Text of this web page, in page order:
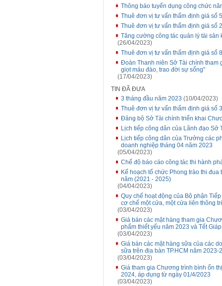
Thông báo tuyển dụng công chức
Thuê đơn vị tư vấn thẩm định giá số
Thuê đơn vị tư vấn thẩm định giá số
Tăng cường công tác quản lý tài
(26/04/2023)
Thuê đơn vị tư vấn thẩm định giá số
Đoàn Thanh niên Sở Tài chính tham
giọt máu đào, trao đời sự sống"
(17/04/2023)
TIN ĐÃ ĐƯA
3 tháng đầu năm 2023 (10/04/2023)
Thuê đơn vị tư vấn thẩm định giá số
Đảng bộ Sở Tài chính triển khai
Lịch tiếp công dân của Lãnh đạo Sở
Lịch tiếp công dân của Trưởng các
doanh nghiệp tháng 04 năm 2023
(05/04/2023)
Chế độ báo cáo công tác thi hành
Kế hoạch tổ chức Phong trào thi
năm (2021 - 2025)
(04/04/2023)
Quy chế hoạt động của Bộ phận
cơ chế một cửa, một cửa liên thông
(03/04/2023)
Giá bán các mặt hàng tham gia
phẩm thiết yếu năm 2023 và Tết
(03/04/2023)
Giá bán các mặt hàng sữa của các
sữa trên địa bàn TP.HCM năm
(03/04/2023)
Giá tham gia Chương trình bình ổn
2024, áp dụng từ ngày 01/4/2023
(03/04/2023)